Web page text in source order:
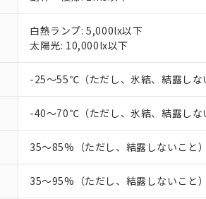
白熱ランプ: 5,000lx以下
太陽光: 10,000lx以下
-25～55℃（ただし、氷結、結露しな
-40～70℃（ただし、氷結、結露しな
35～85%（ただし、結露しないこと）
35～95%（ただし、結露しないこと）
くものです。
い。
正式な納期
当社販売員
オムロン制御
在庫状況お
す。
マイパーツ
ている必要が
お客様が当
フタル酸ビス(2-エチル
ル（DBP） 1000ppm
但し、RoHS指令で産
フタル酸エステル類の
部品在庫の切り替
*中国RoHS10物質の基
Pb(鉛) :1000ppm、
DEHP(フタル酸ビス(2-
※2 環境保護使
「ｅ」：有害物質
「10」：通常の使
味します。
「－」：未確認で
う）を輸出
当社は貴社
置等に一切使
また当社は
たしません。
号
機器販売
空
受注生